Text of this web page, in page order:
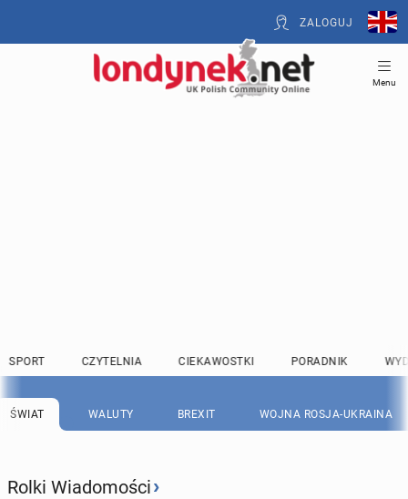
ZALOGUJ
Menu
SPORT CZYTELNIA CIEKAWOSTKI PORADNIK
ŚWIAT WALUTY BREXIT WOJNA ROSJA-UKRAINA
Rolki Wiadomości›